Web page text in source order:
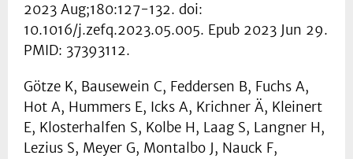
2023 Aug;180:127-132. doi:
10.1016/j.zefq.2023.05.005. Epub 2023 Jun 29.
PMID: 37393112.
Götze K, Bausewein C, Feddersen B, Fuchs A,
Hot A, Hummers E, Icks A, Krichner Ä, Kleinert
E, Klosterhalfen S, Kolbe H, Laag S, Langner H,
Lezius S, Meyer G, Montalbo J, Nauck F,